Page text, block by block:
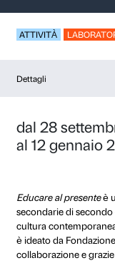
ATTIVITÀ
Dettagli